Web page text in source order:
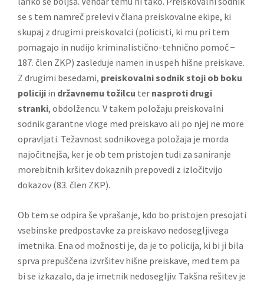
se s tem namreč prelevi v člana preiskovalne ekipe, ki
skupaj z drugimi preiskovalci (policisti, ki mu pri tem
pomagajo in nudijo kriminalistično-tehnično pomoč −
187. člen ZKP) zasleduje namen in uspeh hišne preiskave.
Z drugimi besedami, preiskovalni sodnik stoji ob boku
policiji in državnemu tožilcu ter nasproti drugi
stranki, obdolžencu. V takem položaju preiskovalni
sodnik garantne vloge med preiskavo ali po njej ne more
opravljati. Težavnost sodnikovega položaja je morda
najočitnejša, ker je ob tem pristojen tudi za saniranje
morebitnih kršitev dokaznih prepovedi z izločitvijo
dokazov (83. člen ZKP).
Ob tem se odpira še vprašanje, kdo bo pristojen presojati
vsebinske predpostavke za preiskavo nedosegljivega
imetnika. Ena od možnosti je, da je to policija, ki bi ji bila
sprva prepuščena izvršitev hišne preiskave, med tem pa
bi se izkazalo, da je imetnik nedosegljiv. Takšna rešitev je